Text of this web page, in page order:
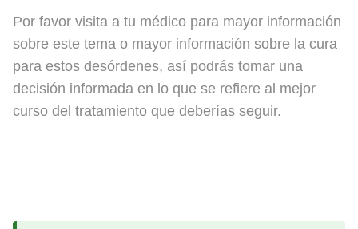
Por favor visita a tu médico para mayor información
sobre este tema o mayor información sobre la cura
para estos desórdenes, así podrás tomar una
decisión informada en lo que se refiere al mejor
curso del tratamiento que deberías seguir.